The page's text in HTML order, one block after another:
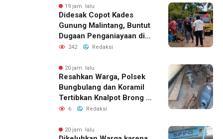
19 jam lalu
Didesak Copot Kades
Gunung Malintang, Buntut
Dugaan Penganiayaan di
Dusun Balakka Padang
242 Redaksi
20 jam lalu
Resahkan Warga, Polsek
Bungbulang dan Koramil
Tertibkan Knalpot Brong di
Jalan Raya
6 Redaksi
20 jam lalu